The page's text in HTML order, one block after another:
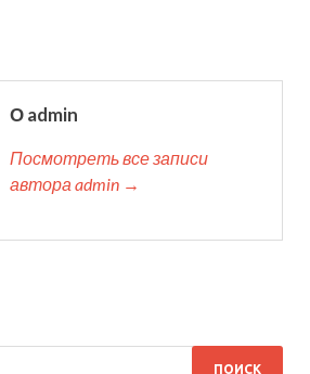
О admin
Посмотреть все записи
автора admin →